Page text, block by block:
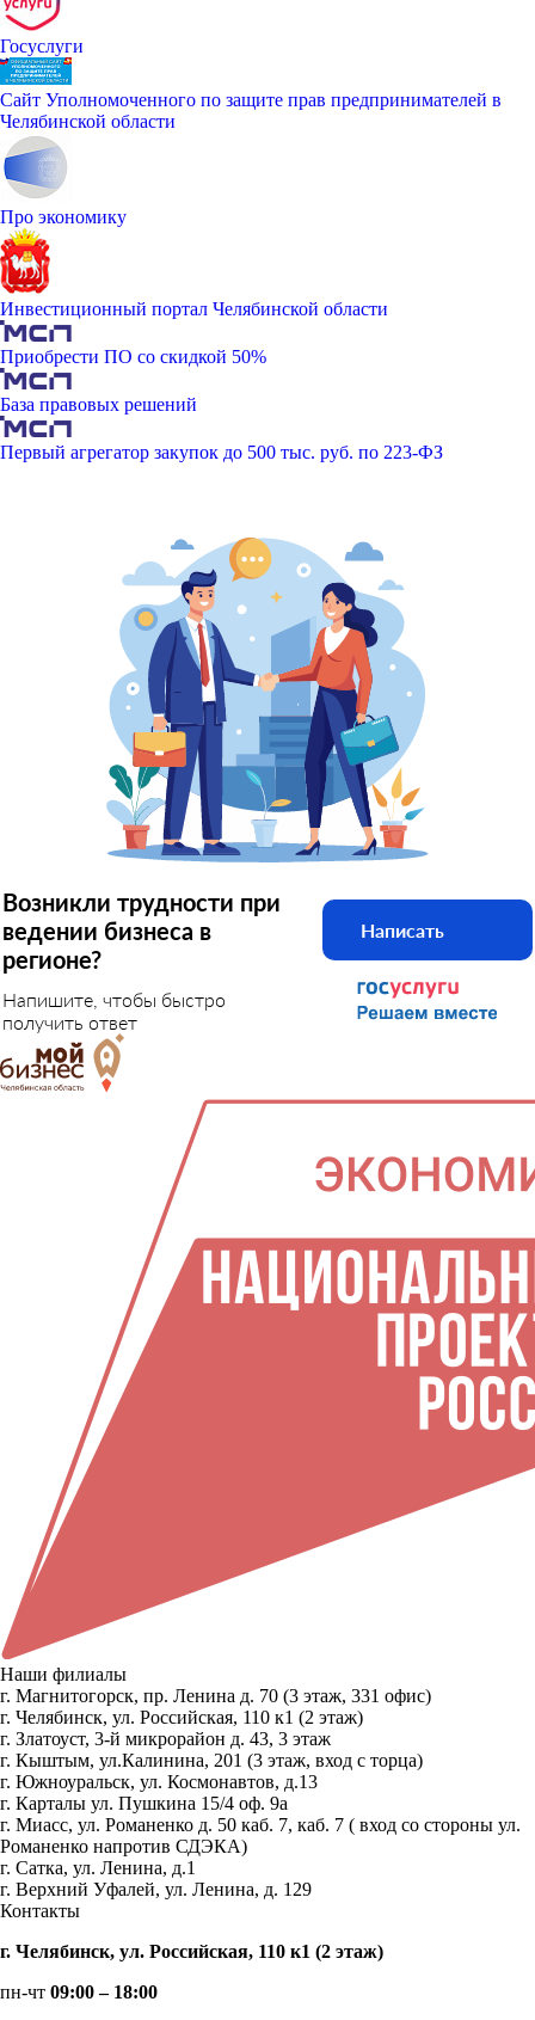
Госуслуги
Сайт Уполномоченного по защите прав предпринимателей в
Челябинской области
Про экономику
Инвестиционный портал Челябинской области
Приобрести ПО со скидкой 50%
База правовых решений
Первый агрегатор закупок до 500 тыс. руб. по 223-ФЗ
Возникли трудности при
ведении бизнеса в
регионе?
Напишите, чтобы быстро
получить ответ
Написать
Наши филиалы
г. Магнитогорск, пр. Ленина д. 70 (3 этаж, 331 офис)
г. Челябинск, ул. Российская, 110 к1 (2 этаж)
г. Златоуст, 3-й микрорайон д. 43, 3 этаж
г. Кыштым, ул.Калинина, 201 (3 этаж, вход с торца)
г. Южноуральск, ул. Космонавтов, д.13
г. Карталы ул. Пушкина 15/4 оф. 9а
г. Миасс, ул. Романенко д. 50 каб. 7, каб. 7 ( вход со стороны ул.
Романенко напротив СДЭКА)
г. Сатка, ул. Ленина, д.1
г. Верхний Уфалей, ул. Ленина, д. 129
Контакты
г. Челябинск, ул. Российская, 110 к1 (2 этаж)
пн-чт 09:00 – 18:00